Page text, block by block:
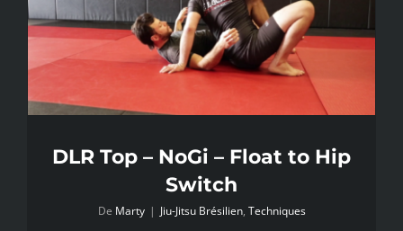
DLR Top – NoGi – Float to Hip
Switch
De Marty | Jiu-Jitsu Brésilien, Techniques